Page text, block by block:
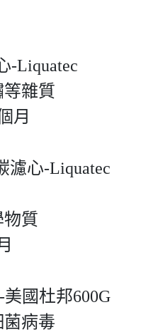
-Liquatec
雜質
月
濾心-Liquatec
質
國杜邦600G
病毒